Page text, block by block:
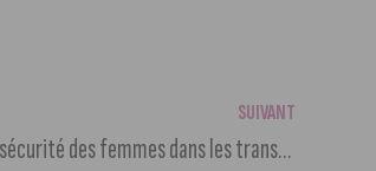
SUIVANT
DiviaMobilités lance une campagne pour renforcer la sécurité des femmes dans les transports